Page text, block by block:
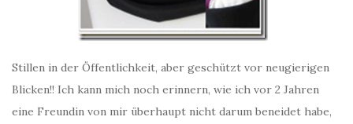
Stillen in der Öffentlichkeit, aber geschützt vor neugierigen
Blicken!! Ich kann mich noch erinnern, wie ich vor 2 Jahren
eine Freundin von mir überhaupt nicht darum beneidet habe,